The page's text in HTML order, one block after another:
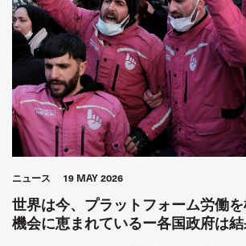
ニュース 19 MAY 2026
世界は今、プラットフォーム労働
機会に恵まれているー各国政府は